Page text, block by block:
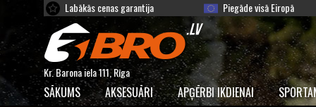
Labākās cenas garantija Piegāde visā Eiropā
Kr. Barona iela 111, Rīga
SĀKUMS AKSESUĀRI APĢĒRBI IKDIENAI